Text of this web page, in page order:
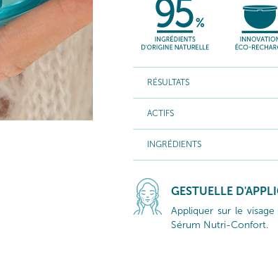
RÉSULTATS
ACTIFS
INGRÉDIENTS
GESTUELLE
Appliquer sur le
Sérum Nutri-Confort.